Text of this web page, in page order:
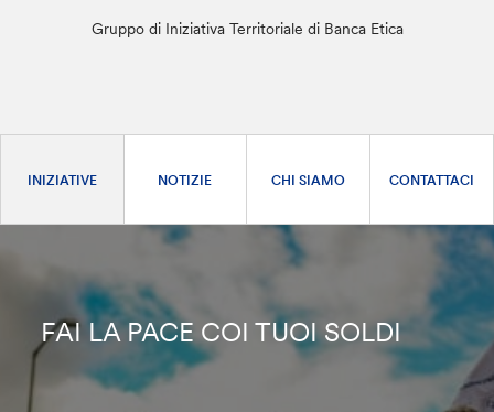
Gruppo di Iniziativa Territoriale di Banca Etica
INIZIATIVE NOTIZIE CHI SIAMO CONTATTACI
FAI LA PACE COI TUOI SOLDI